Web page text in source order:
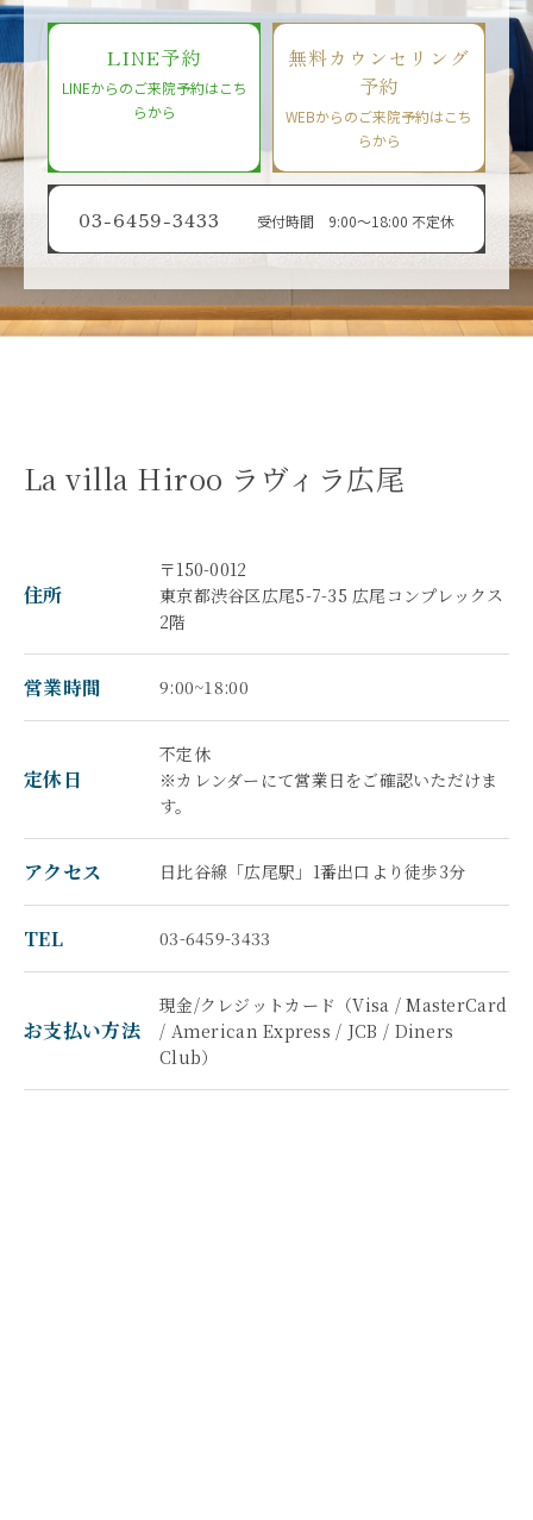
LINE予約
LINEからのご来院予約はこち
らから
無料カウンセリング
予約
WEBからのご来院予約はこち
らから
03-6459-3433 受付時間 9:00〜18:00 不定休
La villa Hiroo ラヴィラ広尾
住所
〒150-0012
東京都渋谷区広尾5-7-35 広尾コンプレックス
2階
営業時間 9:00~18:00
定休日
不定休
※カレンダーにて営業日をご確認いただけま
す。
アクセス 日比谷線「広尾駅」1番出口より徒歩3分
TEL 03-6459-3433
お支払い方法
現金/クレジットカード（Visa / MasterCard
/ American Express / JCB / Diners
Club）